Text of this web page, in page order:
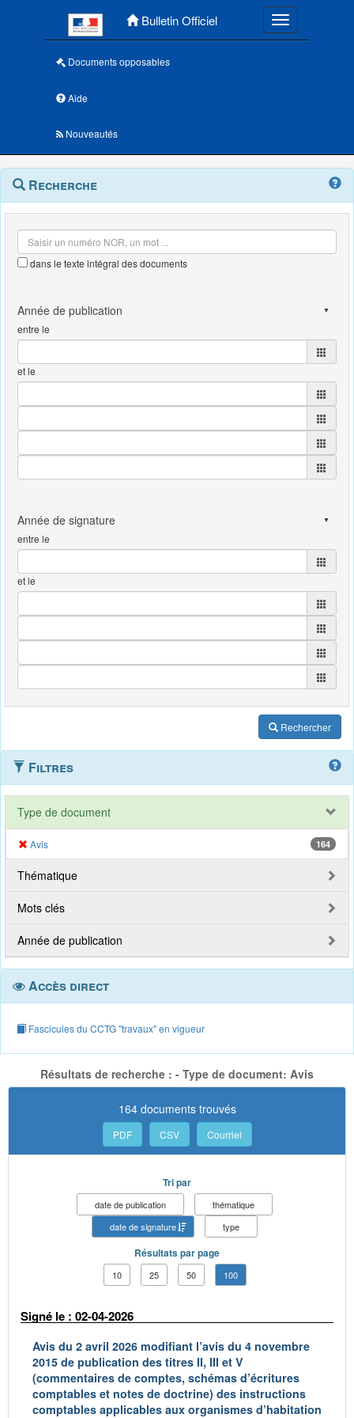
Bulletin Officiel Toggle
Documents opposables
Aide
Nouveautés
Navigation
outils
Menu
contextuel
Recherche
dans le texte intégral des documents
entre le
et le
entre le
et le
Rechercher
Filtres
Type de document
Avis 164
Thématique
Mots clés
Année de publication
Accès direct
Fascicules du CCTG "travaux" en vigueur
Résultats de recherche : - Type de document: Avis
164 documents trouvés
PDF CSV Courriel
Tri par
date de publication
thématique
date de signature
type
Résultats par page
10 25 50 100
Signé le : 02-04-2026
Avis du 2 avril 2026 modifiant l’avis du 4 novembre
2015 de publication des titres II, III et V
(commentaires de comptes, schémas d’écritures
comptables et notes de doctrine) des instructions
comptables applicables aux organismes d’habitation